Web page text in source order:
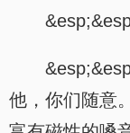
他，你们随意